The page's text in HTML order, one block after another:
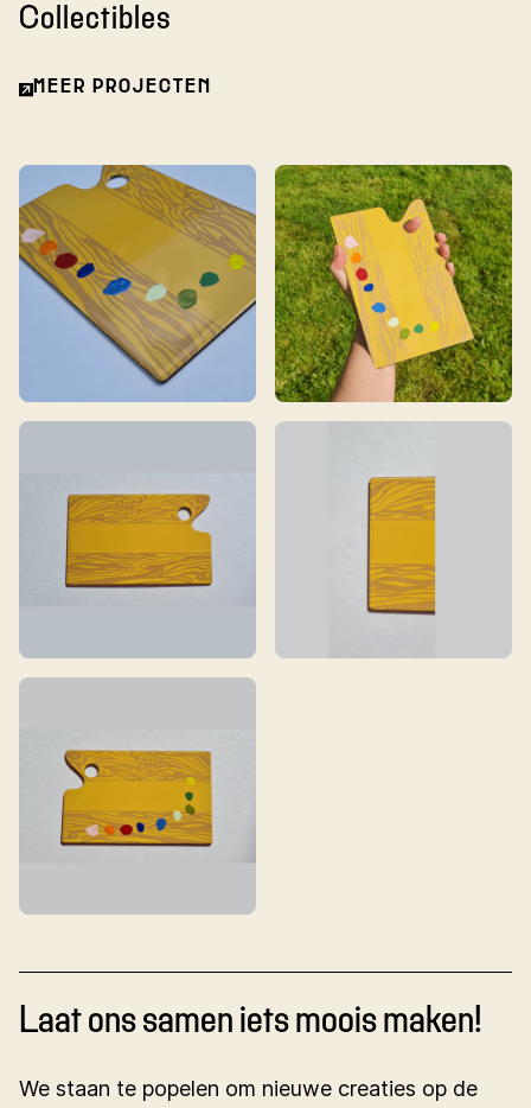
Collectibles
MEER PROJECTEN
Laat ons samen iets moois maken!
We staan te popelen om nieuwe creaties op de